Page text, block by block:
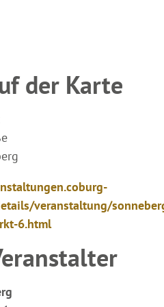
der Karte
veranstaltung/
6.html